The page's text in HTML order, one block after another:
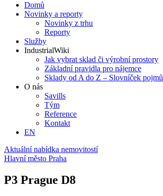
Domů
Novinky a reporty
Novinky z trhu
Reporty
Služby
IndustrialWiki
Jak vybrat sklad či výrobní prostory
Základní pravidla pro nájemce
Sklady od A do Z – Slovníček pojmů
O nás
Savills
Tým
Reference
Kontakt​
EN
Aktuální nabídka nemovitostí
Hlavní město Praha
P3 Prague D8